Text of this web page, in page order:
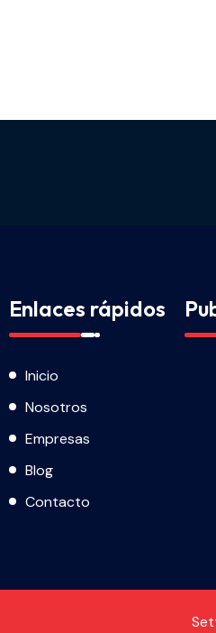
Enlaces rápidos
Inicio
Nosotros
Empresas
Blog
Contacto